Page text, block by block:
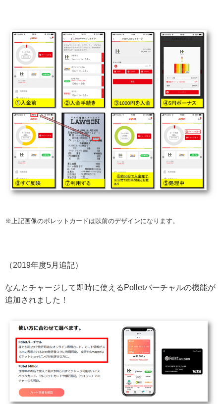
※上記画像のポレットカードは以前のデザインになります。
（2019年度5月追記）
なんとチャージして即時に使えるPolletバーチャルの機能が
追加されました！